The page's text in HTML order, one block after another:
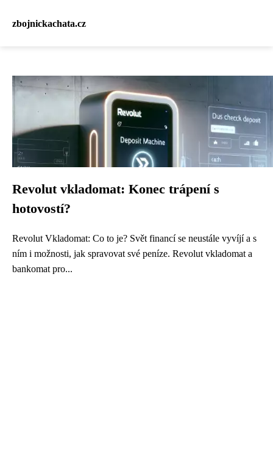
zbojnickachata.cz
Revolut vkladomat: Konec trápení s
hotovostí?
Revolut Vkladomat: Co to je? Svět financí se neustále vyvíjí a s
ním i možnosti, jak spravovat své peníze. Revolut vkladomat a
bankomat pro...